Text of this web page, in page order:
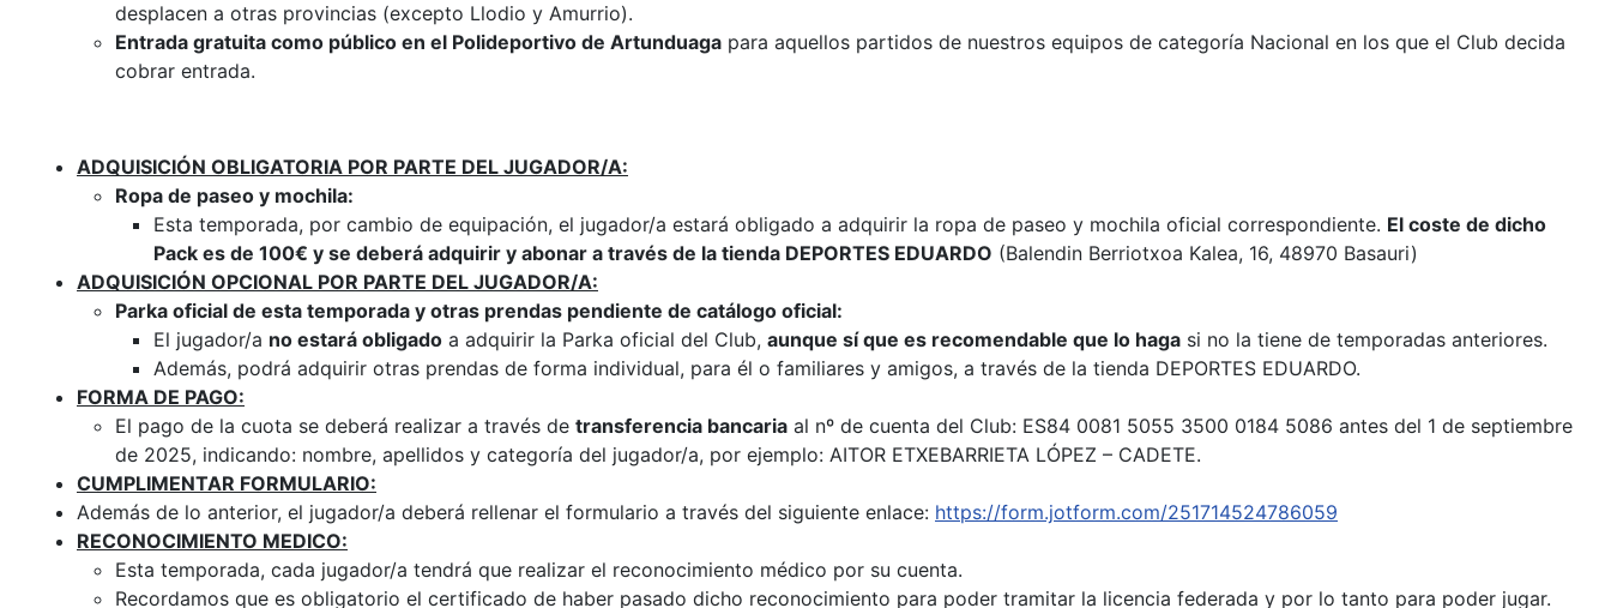
desplacen a otras provincias (excepto Llodio y Amurrio).
Entrada gratuita como público en el Polideportivo de Artunduaga para aquellos partidos de nuestros equipos de categoría Nacional en los que el Club decida
cobrar entrada.
ADQUISICIÓN OBLIGATORIA POR PARTE DEL JUGADOR/A:
Ropa de paseo y mochila:
Esta temporada, por cambio de equipación, el jugador/a estará obligado a adquirir la ropa de paseo y mochila oficial correspondiente. El coste de dicho
Pack es de 100€ y se deberá adquirir y abonar a través de la tienda DEPORTES EDUARDO (Balendin Berriotxoa Kalea, 16, 48970 Basauri)
ADQUISICIÓN OPCIONAL POR PARTE DEL JUGADOR/A:
Parka oficial de esta temporada y otras prendas pendiente de catálogo oficial:
El jugador/a no estará obligado a adquirir la Parka oficial del Club, aunque sí que es recomendable que lo haga si no la tiene de temporadas anteriores.
Además, podrá adquirir otras prendas de forma individual, para él o familiares y amigos, a través de la tienda DEPORTES EDUARDO.
FORMA DE PAGO:
El pago de la cuota se deberá realizar a través de transferencia bancaria al nº de cuenta del Club: ES84 0081 5055 3500 0184 5086 antes del 1 de septiembre
de 2025, indicando: nombre, apellidos y categoría del jugador/a, por ejemplo: AITOR ETXEBARRIETA LÓPEZ – CADETE.
CUMPLIMENTAR FORMULARIO:
Además de lo anterior, el jugador/a deberá rellenar el formulario a través del siguiente enlace: https://form.jotform.com/251714524786059
RECONOCIMIENTO MEDICO:
Esta temporada, cada jugador/a tendrá que realizar el reconocimiento médico por su cuenta.
Recordamos que es obligatorio el certificado de haber pasado dicho reconocimiento para poder tramitar la licencia federada y por lo tanto para poder jugar.